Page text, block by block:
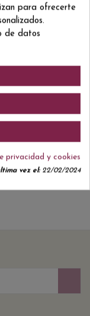
para ofrecerte
de datos
privacidad y cookies
vez el:22/02/2024